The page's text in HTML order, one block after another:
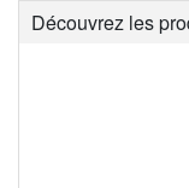
Découvrez les